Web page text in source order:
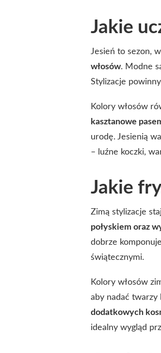
Jakie
Jesień to sezon,
włosów. Modne
Stylizacje
Kolory włosów
kasztanowe
urodę. Jesienią
– luźne koczki,
Jakie
Zimą stylizacje
połyskiem oraz
dobrze
świątecznymi.
Kolory włosów
aby nadać twarzy
dodatkowych
idealny wygląd